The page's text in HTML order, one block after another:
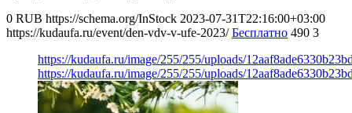
0 RUB https://schema.org/InStock 2023-07-31T22:16:00+03:00
https://kudaufa.ru/event/den-vdv-v-ufe-2023/ Бесплатно 490 3
https://kudaufa.ru/image/255/255/uploads/
https://kudaufa.ru/image/255/255/uploads/